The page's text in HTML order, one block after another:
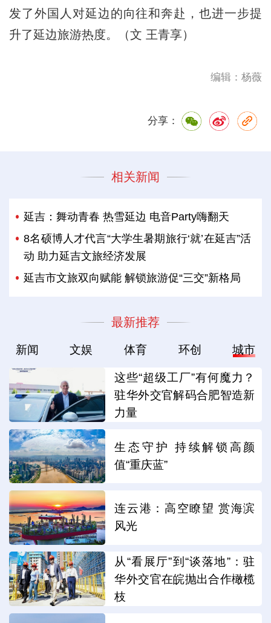
发了外国人对延边的向往和奔赴，也进一步提
升了延边旅游热度。（文 王青享）
编辑：杨薇
分享：
相关新闻
延吉：舞动青春 热雪延边 电音Party嗨翻天
8名硕博人才代言“大学生暑期旅行‘就’在延吉”活
动 助力延吉文旅经济发展
延吉市文旅双向赋能 解锁旅游促“三交”新格局
最新推荐
新闻 文娱 体育 环创 城市
这些“超级工厂”有何魔力？
驻华外交官解码合肥智造新
力量
生态守护 持续解锁高颜
值“重庆蓝”
连云港：高空瞭望 赏海滨
风光
从“看展厅”到“谈落地”：驻
华外交官在皖抛出合作橄榄
枝